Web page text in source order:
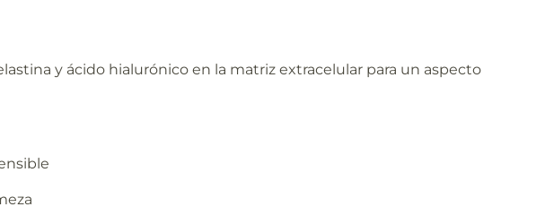
y ácido hialurónico en la matriz extracelular para un aspecto